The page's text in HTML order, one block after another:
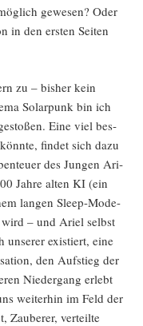
gewe­sen? Oder
in den ers­ten Sei­ten
zu – bis­her kein
Solar­punk bin ich
Eine viel bes­
fin­det sich dazu
des Jun­gen Ari­
Jah­re alten KI (ein
lan­gen Sleep-Mode-
– und Ari­el selbst
unse­rer exis­tiert, eine
den Auf­stieg der
Nie­der­gang erlebt
wei­ter­hin im Feld der
Zau­be­rer, ver­teil­te